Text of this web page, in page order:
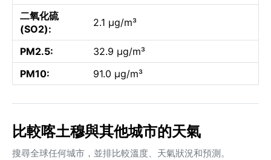
二氧化硫
(SO2):
2.1 µg/m³
PM2.5:
32.9 µg/m³
PM10:
91.0 µg/m³
比較喀土穆與其他城市的天氣
搜尋全球任何城市，並排比較溫度、天氣狀況和預測。